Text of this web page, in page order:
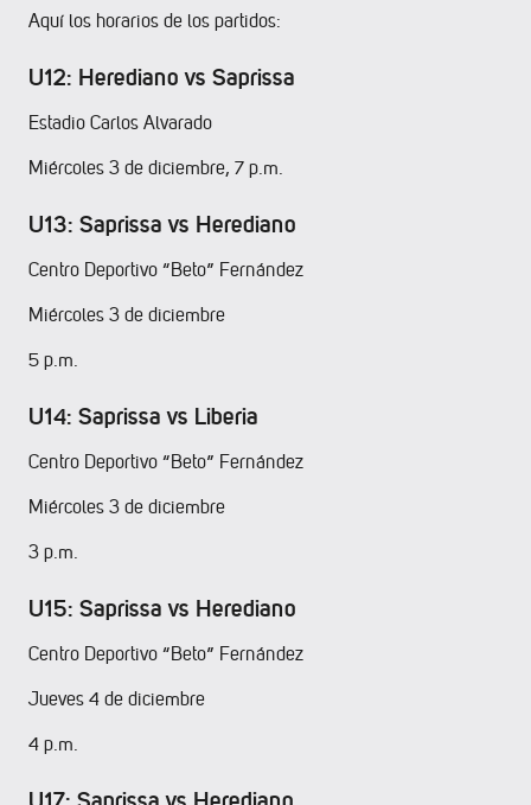
Aquí los horarios de los partidos:
U12: Herediano vs Saprissa
Estadio Carlos Alvarado
Miércoles 3 de diciembre, 7 p.m.
U13: Saprissa vs Herediano
Centro Deportivo “Beto” Fernández
Miércoles 3 de diciembre
5 p.m.
U14: Saprissa vs Liberia
Centro Deportivo “Beto” Fernández
Miércoles 3 de diciembre
3 p.m.
U15: Saprissa vs Herediano
Centro Deportivo “Beto” Fernández
Jueves 4 de diciembre
4 p.m.